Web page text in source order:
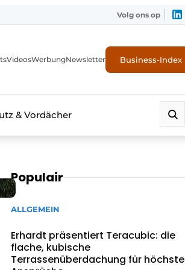
Volg ons op
VideosWerbungNewsletter Business-Index
& Vordächer
Populair
ALLGEMEIN
Erhardt präsentiert Teracubic: die
flache, kubische
Terrassenüberdachung für höchste